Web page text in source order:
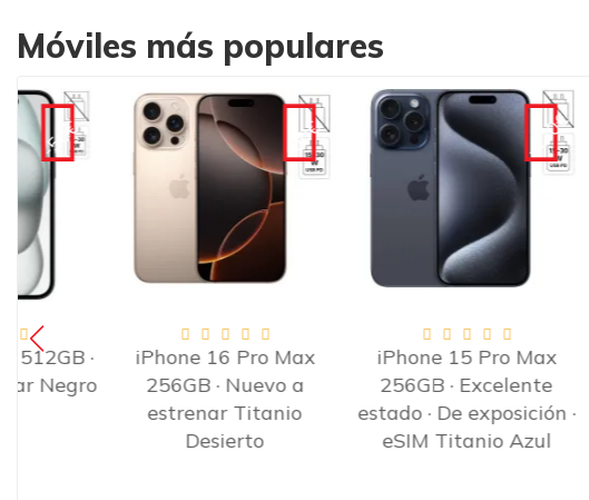
Móviles más populares
-90€
iPhone 16 Pro Max
256GB · Nuevo a
estrenar Titanio
-120€
iPhone 15 Pro Max
256GB · Excelente
estado · De exposición ·
eSIM Titanio Azul
Como